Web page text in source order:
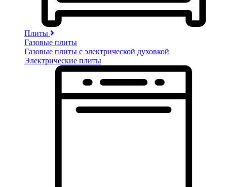
Плиты
Газовые плиты
Газовые плиты с электрической духовкой
Электрические плиты